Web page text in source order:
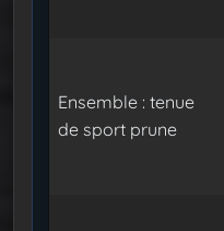
Ensemble : tenue
de sport prune